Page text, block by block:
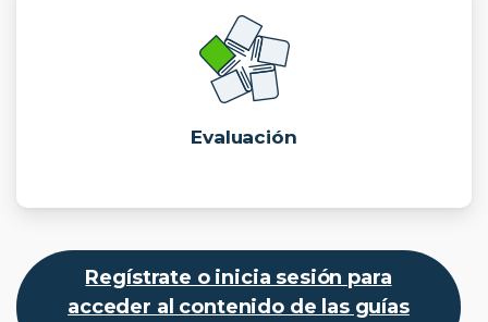
Evaluación
Regístrate o inicia sesión para
acceder al contenido de las guías